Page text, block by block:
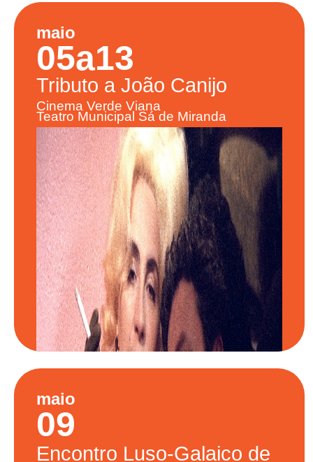
maio
05a13
Tributo a João Canijo
Cinema Verde Viana
Teatro Municipal Sá de Miranda
maio
09
Encontro Luso-Galaico de